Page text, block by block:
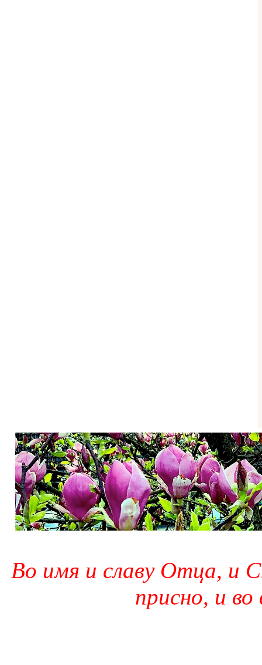
Во имя и славу Отца, и
присно, и во